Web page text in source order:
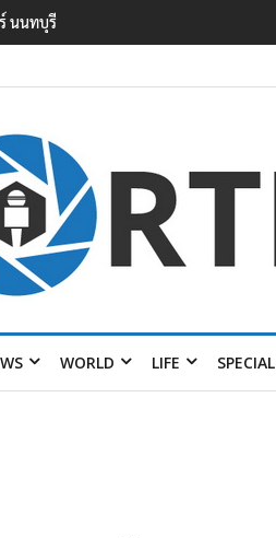
กก่อเหตุเครียดเรื่องเรียน
WORLD LIFE SPECIAL